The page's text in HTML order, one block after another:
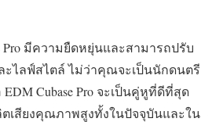
Pro มีความยืดหยุ่นและสามารถปรับ
ะไลฟ์สไตล์ ไม่ว่าคุณจะเป็นนักดนตรี
Cubase Pro จะเป็นคู่หูที่ดีที่สุด
เสียงคุณภาพสูงทั้งในปัจจุบันและใน